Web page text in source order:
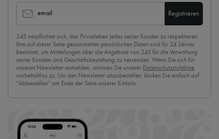
email Registrieren
24S verpflichtet sich, das Privatleben jedes seiner Kunden zu respektieren.
Ihre auf dieser Seite gesammelten persönlichen Daten sind für 24 Sèvres
bestimmt, um Mitteilungen über die Angebote von 24S für die Verwaltung
seiner Kunden- und Geschäftsbeziehung zu versenden. Wenn Sie sich für
unseren Newsletter anmelden, stimmen Sie unserer Datenschutzrichtlinie
vorbehaltlos zu. Um den Newsletter abzubestellen, klicken Sie einfach auf
“Abbestellen” am Ende der Seite unserer E-Mails.